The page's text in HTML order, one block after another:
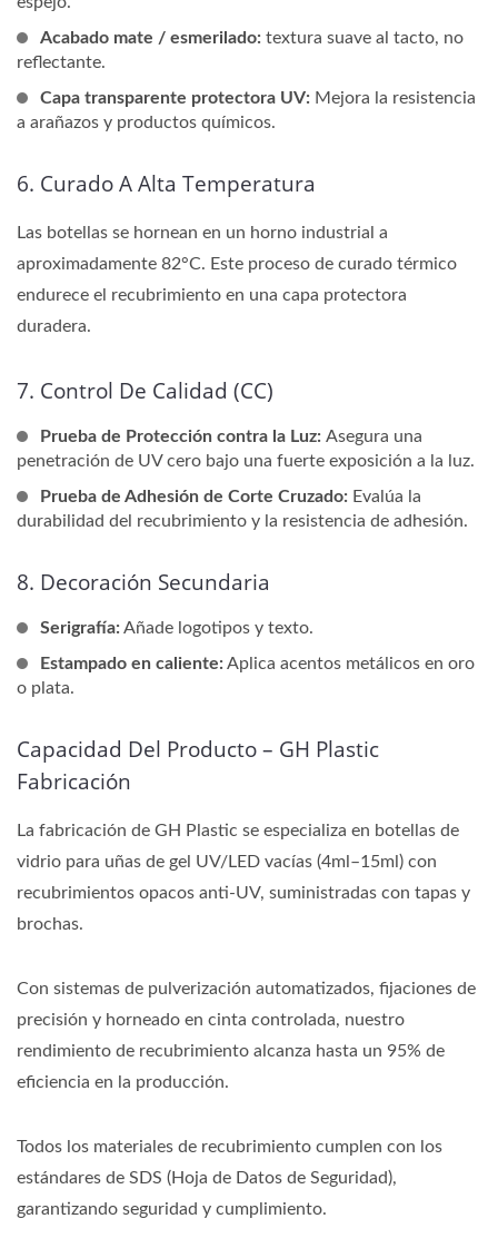
Acabado mate / esmerilado: textura suave al tacto, no
reflectante.
Capa transparente protectora UV: Mejora la resistencia
a arañazos y productos químicos.
6. Curado A Alta Temperatura
Las botellas se hornean en un horno industrial a
aproximadamente 82°C. Este proceso de curado térmico
endurece el recubrimiento en una capa protectora
duradera.
7. Control De Calidad (CC)
Prueba de Protección contra la Luz: Asegura una
penetración de UV cero bajo una fuerte exposición a la luz.
Prueba de Adhesión de Corte Cruzado: Evalúa la
durabilidad del recubrimiento y la resistencia de adhesión.
8. Decoración Secundaria
Serigrafía:Añade logotipos y texto.
Estampado en caliente:Aplica acentos metálicos en oro
o plata.
Capacidad Del Producto – GH Plastic
Fabricación
La fabricación de GH Plastic se especializa en botellas de
vidrio para uñas de gel UV/LED vacías (4ml–15ml) con
recubrimientos opacos anti-UV, suministradas con tapas y
brochas.
Con sistemas de pulverización automatizados, fijaciones de
precisión y horneado en cinta controlada, nuestro
rendimiento de recubrimiento alcanza hasta un 95% de
eficiencia en la producción.
Todos los materiales de recubrimiento cumplen con los
estándares de SDS (Hoja de Datos de Seguridad),
garantizando seguridad y cumplimiento.